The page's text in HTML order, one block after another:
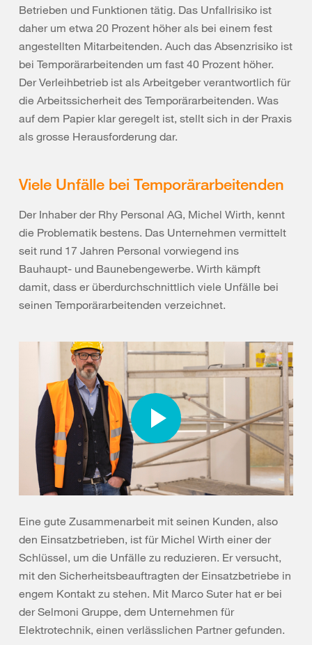
Betrieben und Funktionen tätig. Das Unfallrisiko ist
daher um etwa 20 Prozent höher als bei einem fest
angestellten Mitarbeitenden. Auch das Absenzrisiko ist
bei Temporärarbeitenden um fast 40 Prozent höher.
Der Verleihbetrieb ist als Arbeitgeber verantwortlich für
die Arbeitssicherheit des Temporärarbeitenden. Was
auf dem Papier klar geregelt ist, stellt sich in der Praxis
als grosse Herausforderung dar.
Viele Unfälle bei Temporärarbeitenden
Der Inhaber der Rhy Personal AG, Michel Wirth, kennt
die Problematik bestens. Das Unternehmen vermittelt
seit rund 17 Jahren Personal vorwiegend ins
Bauhaupt- und Baunebengewerbe. Wirth kämpft
damit, dass er überdurchschnittlich viele Unfälle bei
seinen Temporärarbeitenden verzeichnet.
Eine gute Zusammenarbeit mit seinen Kunden, also
den Einsatzbetrieben, ist für Michel Wirth einer der
Schlüssel, um die Unfälle zu reduzieren. Er versucht,
mit den Sicherheitsbeauftragten der Einsatzbetriebe in
engem Kontakt zu stehen. Mit Marco Suter hat er bei
der Selmoni Gruppe, dem Unternehmen für
Elektrotechnik, einen verlässlichen Partner gefunden.